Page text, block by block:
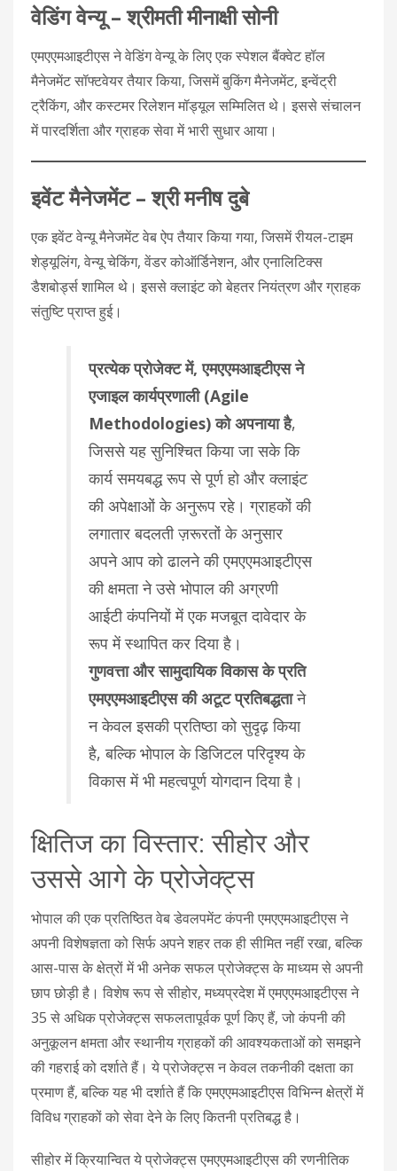
वेडिंग वेन्‍यू – श्रीमती मीनाक्षी सोनी
एमएएमआइटीएस ने वेडिंग वेन्‍यू के लिए एक स्पेशल बैंक्वेट हॉल
मैनेजमेंट सॉफ्टवेयर तैयार किया, जिसमें बुकिंग मैनेजमेंट, इन्वेंट्री
ट्रैकिंग, और कस्टमर रिलेशन मॉड्यूल सम्मिलित थे। इससे संचालन
में पारदर्शिता और ग्राहक सेवा में भारी सुधार आया।
इवेंट मैनेजमेंट – श्री मनीष दुबे
एक इवेंट वेन्‍यू मैनेजमेंट वेब ऐप तैयार किया गया, जिसमें रीयल-टाइम
शेड्यूलिंग, वेन्‍यू चेकिंग, वेंडर कोऑर्डिनेशन, और एनालिटिक्स
डैशबोर्ड्स शामिल थे। इससे क्लाइंट को बेहतर नियंत्रण और ग्राहक
संतुष्टि प्राप्त हुई।
प्रत्येक प्रोजेक्ट में, एमएएमआइटीएस ने
एजाइल कार्यप्रणाली (Agile
Methodologies) को अपनाया है,
जिससे यह सुनिश्चित किया जा सके कि
कार्य समयबद्ध रूप से पूर्ण हो और क्लाइंट
की अपेक्षाओं के अनुरूप रहे। ग्राहकों की
लगातार बदलती ज़रूरतों के अनुसार
अपने आप को ढालने की एमएएमआइटीएस
की क्षमता ने उसे भोपाल की अग्रणी
आईटी कंपनियों में एक मजबूत दावेदार के
रूप में स्थापित कर दिया है।
गुणवत्ता और सामुदायिक विकास के प्रति
एमएएमआइटीएस की अटूट प्रतिबद्धताने
न केवल इसकी प्रतिष्ठा को सुदृढ़ किया
है, बल्कि भोपाल के डिजिटल परिदृश्य के
विकास में भी महत्वपूर्ण योगदान दिया है।
क्षितिज का विस्तार: सीहोर और
उससे आगे के प्रोजेक्ट्स
भोपाल की एक प्रतिष्ठित वेब डेवलपमेंट कंपनी एमएएमआइटीएस ने
अपनी विशेषज्ञता को सिर्फ अपने शहर तक ही सीमित नहीं रखा, बल्कि
आस-पास के क्षेत्रों में भी अनेक सफल प्रोजेक्ट्स के माध्यम से अपनी
छाप छोड़ी है। विशेष रूप से सीहोर, मध्यप्रदेश में एमएएमआइटीएस ने
35 से अधिक प्रोजेक्ट्स सफलतापूर्वक पूर्ण किए हैं, जो कंपनी की
अनुकूलन क्षमता और स्थानीय ग्राहकों की आवश्यकताओं को समझने
की गहराई को दर्शाते हैं। ये प्रोजेक्ट्स न केवल तकनीकी दक्षता का
प्रमाण हैं, बल्कि यह भी दर्शाते हैं कि एमएएमआइटीएस विभिन्न क्षेत्रों में
विविध ग्राहकों को सेवा देने के लिए कितनी प्रतिबद्ध है।
सीहोर में क्रियान्वित ये प्रोजेक्ट्स एमएएमआइटीएस की रणनीतिक